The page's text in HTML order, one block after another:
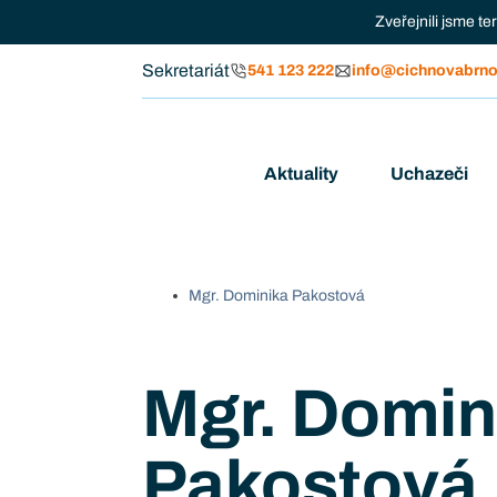
Zveřejnili jsme
Sekretariát 541 123 222
Aktuality Uchazeči
Mgr. Dominika Pakostová
Mgr.